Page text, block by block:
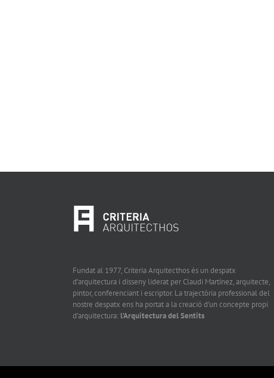
Fundat al 1977, Criteria Arquitecthos és un despatx
d’arquitectura i disseny liderat per Claudi Martínez, arquitecte,
pintor, conferenciant i escriptor. La trajectòria professional del
nostre despatx ens ha portat a la creació d’un concepte propi
d’arquitectura: l’Arquitectura del Sentits